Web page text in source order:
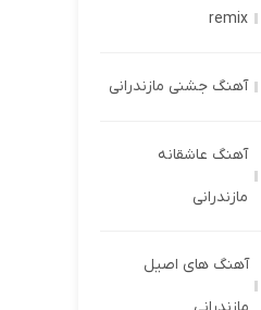
remix
آهنگ جشنی مازندرانی
آهنگ عاشقانه
مازندرانی
آهنگ های اصیل